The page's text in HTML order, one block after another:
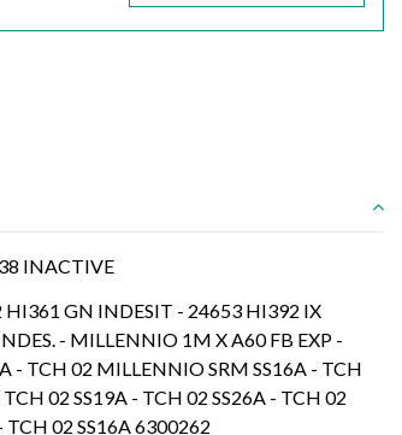
INACTIVE
GN INDESIT - 24653 HI392 IX
- MILLENNIO 1M X A60 FB EXP -
TCH 02 MILLENNIO SRM SS16A - TCH
02 SS19A - TCH 02 SS26A - TCH 02
02 SS16A 6300262